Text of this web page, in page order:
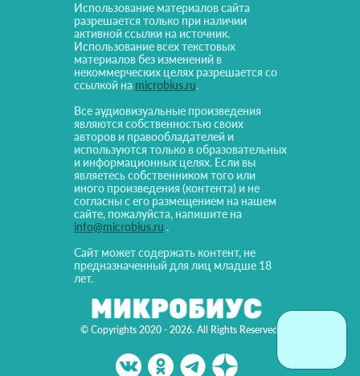
© Copyrights 2020 - 2026. All Rights Reserved!
Использование материалов сайта
разрешается только при наличии
активной ссылки на источник.
Использование всех текстовых
материалов без изменений в
некоммерческих целях разрешается со
ссылкой на microbius.ru.
Все аудиовизуальные произведения
являются собственностью своих
авторов и правообладателей и
используются только в образовательных
и информационных целях. Если вы
являетесь собственником того или
иного произведения (контента) и не
согласны с его размещением на нашем
сайте, пожалуйста, напишите на
info@microbius.ru .
Сайт может содержать контент, не
предназначенный для лиц младше 18
лет.